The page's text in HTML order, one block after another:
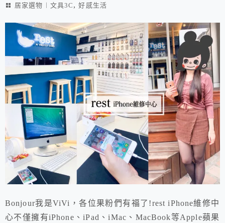
居家選物︱文具3C ,好感生活
Bonjour我是ViVi，各位果粉們有福了!rest iPhone維修中
心不僅擁有iPhone、iPad、iMac、MacBook等Apple蘋果